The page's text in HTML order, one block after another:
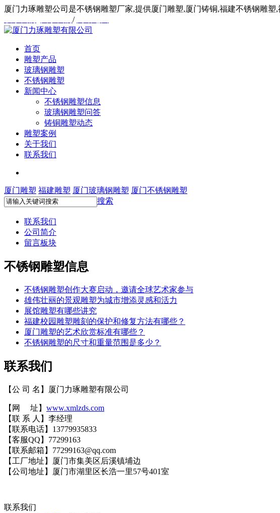
厦门力琢雕塑公司是不锈钢雕塑厂家,提供厦门雕塑,厦门铸铜,福建不锈钢雕
/
首页
雕塑产品
玻璃钢雕塑
不锈钢雕塑
新闻中心
不锈钢雕塑信息
玻璃钢雕塑问答
铸铜雕塑动态
雕塑案例
关于我们
联系我们
厦门雕塑 福建雕塑 厦门玻璃钢雕塑 厦门不锈钢雕塑
搜索
联系我们
公司简介
留言板块
不锈钢雕塑信息
不锈钢雕塑创作大赛启动，邀请全球艺术家参与
雄伟壮丽的景观雕塑为城市增添灵感和活力
展馆雕塑有哪些讲究
福建校园雕塑雕刻的保护和修复方法有哪些？
厦门雕塑的艺术欣赏标准有哪些？
不锈钢雕塑的尺寸和重量范围是多少？
联系我们
【公 司 名】 厦门力琢雕塑有限公司
【网 址】 www.xmlzds.com
【联 系 人】李经理
【联系电话】13779935833
【客服QQ】77299163
【联系邮箱】77299163@qq.com
【工厂地址】厦门市集美区后溪镇埔边
【公司地址】厦门市湖里区长浩一里57号401室
联系我们